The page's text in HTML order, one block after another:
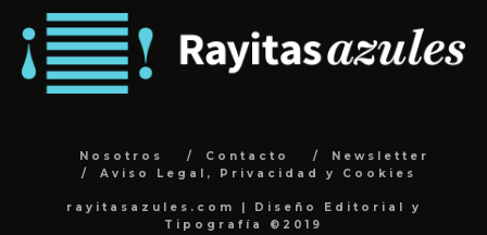
Nosotros Contacto
Newsletter
Aviso Legal, Privacidad y Cookies
rayitasazules.com | Diseño Editorial y
Tipografía ©2019